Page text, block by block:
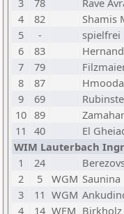
3
78 Rave
4
82 Shamis
5
- spielfrei
6
83
7
79
8
87
9
69
10 89
11
40 El
WIM Lauterbach
1
24
2
5 WGM
3
11 WGM
4
14 WFM Birkholz